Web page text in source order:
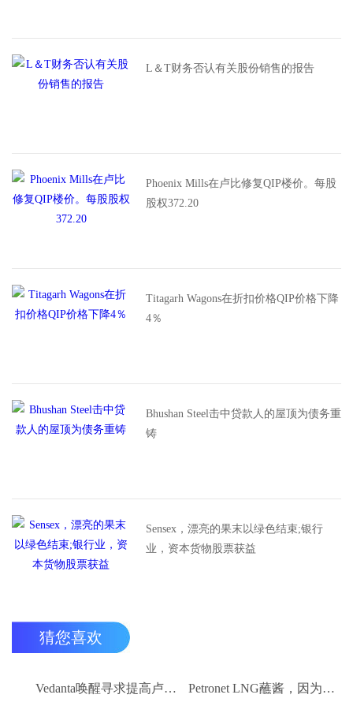
L＆T财务否认有关股份销售的报告
Phoenix Mills在卢比修复QIP楼价。每股
股权372.20
Titagarh Wagons在折扣价格QIP价格下降
4％
Bhushan Steel击中贷款人的屋顶为债务重
铸
Sensex，漂亮的果末以绿色结束;银行
业，资本货物股票获益
猜您喜欢
Vedanta唤醒寻求提高卢比。25-30亿卢比 Petronet LNG蘸酱，因为RBI禁令新鲜FII购买